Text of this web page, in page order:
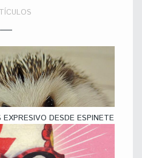
DESDE ESPINETE